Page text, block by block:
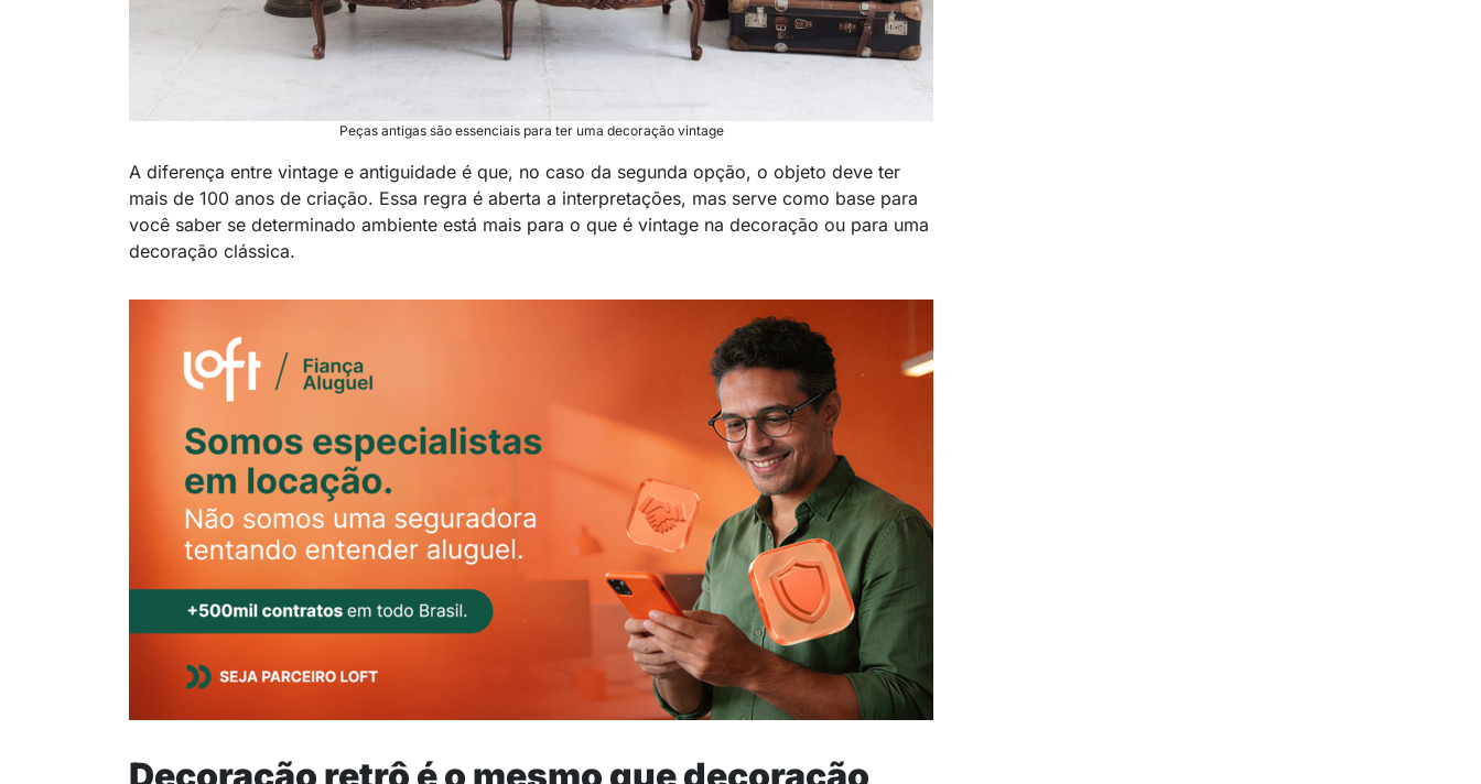
Peças antigas são essenciais para ter uma decoração vintage
A diferença entre vintage e antiguidade é que, no caso da segunda opção, o objeto deve ter
mais de 100 anos de criação. Essa regra é aberta a interpretações, mas serve como base para
você saber se determinado ambiente está mais para o que é vintage na decoração ou para uma
decoração clássica.